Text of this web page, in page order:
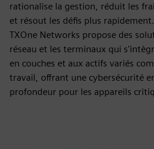
rationalise la gestion, réduit les
et résout les défis plus rapidement.
TXOne Networks propose des
réseau et les terminaux qui
en couches et aux actifs variés
travail, offrant une cybersécurité
profondeur pour les appareils